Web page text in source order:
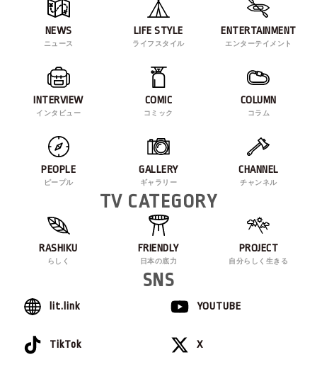
NEWS
ニュース
LIFE STYLE
ライフスタイル
ENTERTAINMENT
エンターテイメント
INTERVIEW
インタビュー
COMIC
コミック
COLUMN
コラム
PEOPLE
ピープル
GALLERY
ギャラリー
CHANNEL
チャンネル
TV CATEGORY
RASHIKU
らしく
FRIENDLY
日本の底力
PROJECT
自分らしく生きる
SNS
lit.link YOUTUBE
TikTok X